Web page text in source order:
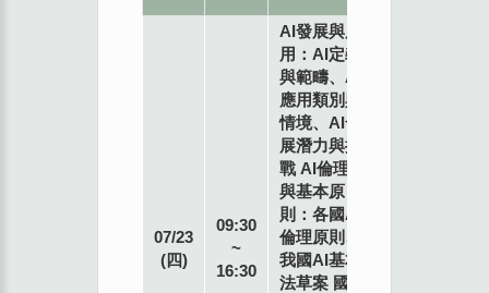
07/23
(四)
09:30
~
16:30
AI發展與應
用：AI定義
與範疇、AI
應用類別與
情境、AI發
展潛力與挑
戰 AI倫理
與基本原
則：各國AI
倫理原則、
我國AI基本
法草案 國